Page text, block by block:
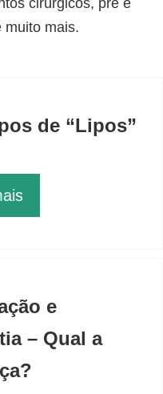
muito mais.
de “Lipos”
e
– Qual a